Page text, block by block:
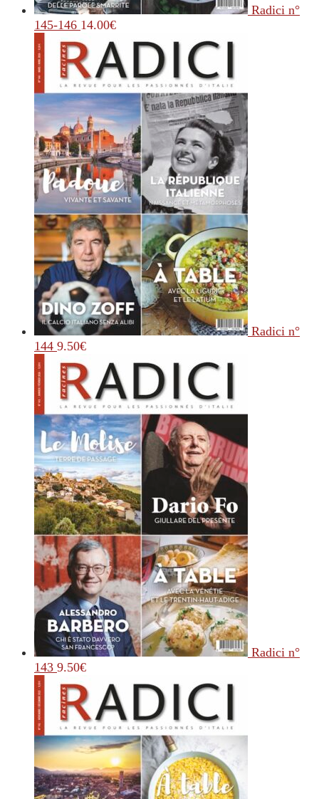
Radici n°
145-146 14.00€
Radici n°
144 9.50€
Radici n°
143 9.50€